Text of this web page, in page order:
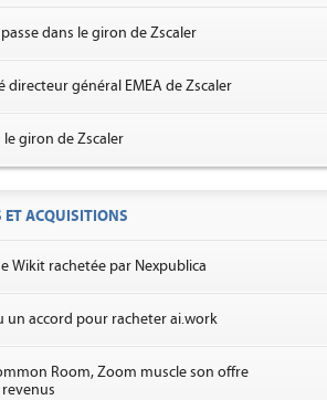
dans le giron de Zscaler
directeur général EMEA de Zscaler
giron de Zscaler
ET ACQUISITIONS
Wikit rachetée par Nexpublica
un accord pour racheter ai.work
Room, Zoom muscle son offre